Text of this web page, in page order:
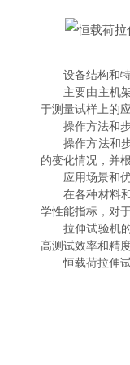
设备结构和
主要由主机架
于测量试样上的
操作方法和
操作方法和步
的变化情况，并
应用场景和
在各种材料和
学性能指标，对
拉伸试验机的
高测试效率和精
恒载荷拉伸试